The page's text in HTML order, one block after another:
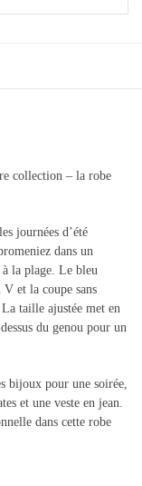
collection – la robe
journées d’été
dans un
la plage. Le bleu
et la coupe sans
taille ajustée met en
du genou pour un
bijoux pour une soirée,
et une veste en jean.
dans cette robe